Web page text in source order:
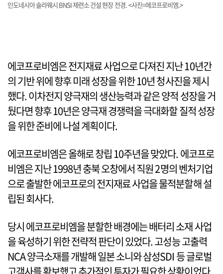
인도네시아 술라웨시 BNSI 제련소 건설 현장 전경. <사진=에코프로비엠.>
에코프로비엠은 전지재료 사업으로 다져진 지난 10년간
의 기반 위에 향후 미래 성장을 위한 10년 청사진을 제시
했다. 이차전지 양극재의 생산능력과 같은 양적 성장을 거
뒀다면 향후 10년은 양극재 경쟁력을 극대화할 질적 성장
을 위한 준비에 나설 계획이다.
에코프로비엠은 올해로 창립 10주년을 맞았다. 에코프로
비엠은 지난 1998년 충북 오창에서 직원 2명의 벤처기업
으로 출발한 에코프로의 전지재료 사업을 물적분할해 설
립된 회사다.
당시 에코프로비엠을 분할한 배경에는 배터리 소재 사업
을 육성하기 위한 전략적 판단이 있었다. 고성능 고출력
NCA 양극소재를 개발해 일본 소니와 삼성SDI 등 글로벌